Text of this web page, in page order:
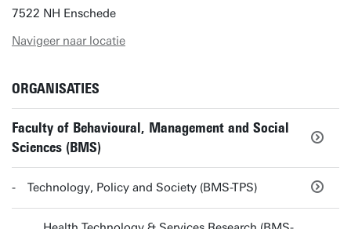
7522 NH Enschede
Navigeer naar locatie
ORGANISATIES
Faculty of Behavioural, Management and Social
Sciences (BMS)
Technology, Policy and Society (BMS-TPS)